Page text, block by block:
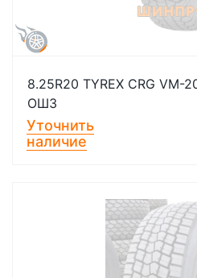
8.25R20 TYREX CRG VM-
ОШЗ
Уточнить
наличие